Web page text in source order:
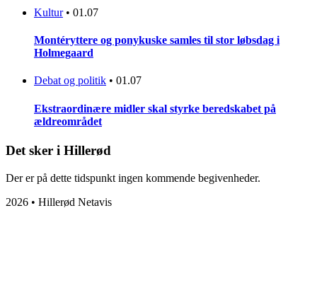
Kultur • 01.07
Montéryttere og ponykuske samles til stor løbsdag i
Holmegaard
Debat og politik • 01.07
Ekstraordinære midler skal styrke beredskabet på
ældreområdet
Det sker i Hillerød
Der er på dette tidspunkt ingen kommende begivenheder.
2026 • Hillerød Netavis